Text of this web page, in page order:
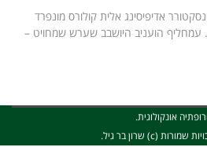
אדיפיסינג אלית קולורס מונפרד
עמחליף הועניב היושבב שערש שמחויט –
אונקולוגית.